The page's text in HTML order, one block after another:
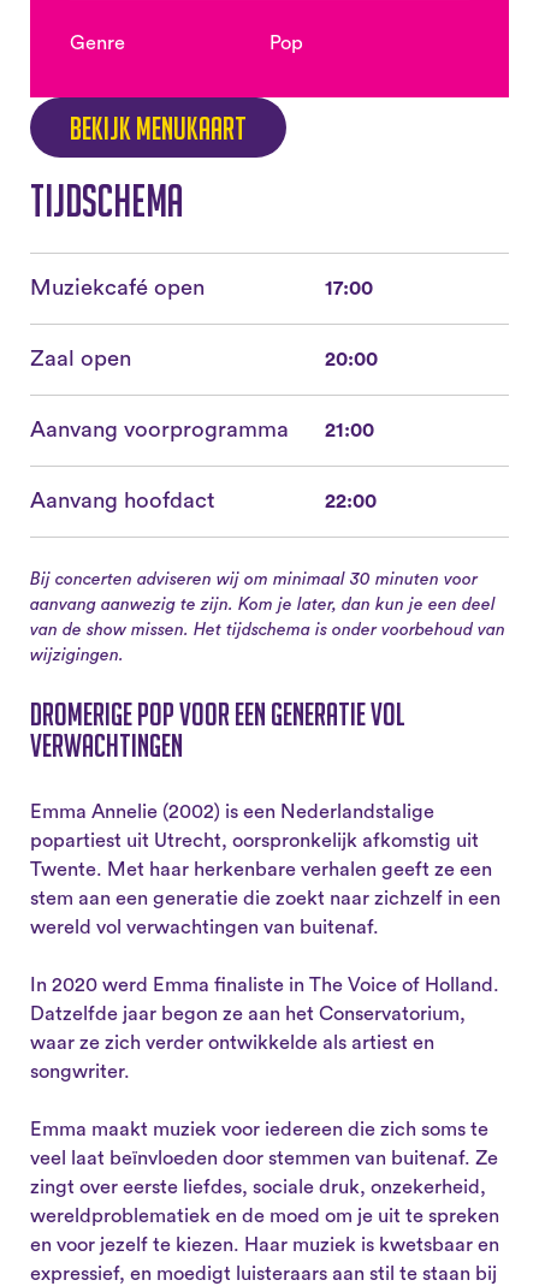
Genre Pop
Bekijk menukaart
Tijdschema
Muziekcafé open 17:00
Zaal open 20:00
Aanvang voorprogramma 21:00
Aanvang hoofdact 22:00
Bij concerten adviseren wij om minimaal 30 minuten voor
aanvang aanwezig te zijn. Kom je later, dan kun je een deel
van de show missen. Het tijdschema is onder voorbehoud van
wijzigingen.
Dromerige pop voor een generatie vol
verwachtingen
Emma Annelie (2002) is een Nederlandstalige
popartiest uit Utrecht, oorspronkelijk afkomstig uit
Twente. Met haar herkenbare verhalen geeft ze een
stem aan een generatie die zoekt naar zichzelf in een
wereld vol verwachtingen van buitenaf.
In 2020 werd Emma finaliste in The Voice of Holland.
Datzelfde jaar begon ze aan het Conservatorium,
waar ze zich verder ontwikkelde als artiest en
songwriter.
Emma maakt muziek voor iedereen die zich soms te
veel laat beïnvloeden door stemmen van buitenaf. Ze
zingt over eerste liefdes, sociale druk, onzekerheid,
wereldproblematiek en de moed om je uit te spreken
en voor jezelf te kiezen. Haar muziek is kwetsbaar en
expressief, en moedigt luisteraars aan stil te staan bij